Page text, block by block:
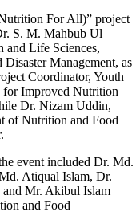
For All)” project
S. M. Mahbub Ul
and Life Sciences,
Management, as
Coordinator, Youth
Improved Nutrition
Dr. Nizam Uddin,
of Nutrition and Food
event included Dr. Md.
Atiqual Islam, Dr.
and Mr. Akibul Islam
and Food